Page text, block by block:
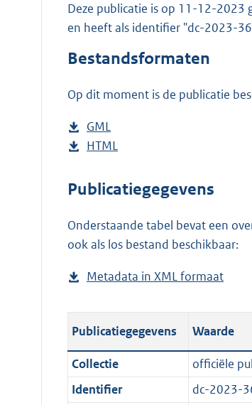
Deze publicatie is op 11-12-2023
en heeft als identifier "dc-2023-
Bestandsformaten
Op dit moment is de publicatie
D
o
n
o
a
p
l
i
c
a
GML
e
t
n
d
g
o
t
t
e
D
w
l
o
d
b
l
i
c
HTML
s
a
n
s
o
o
t
t
Publicatiegegevens
Onderstaande tabel bevat een
ook als los bestand beschikbaar:
Metadata in XML formaat
s
t
a
n
d
Publicatiegegevens Waarde
Collectie
officiële
Identifier
dc-2023-